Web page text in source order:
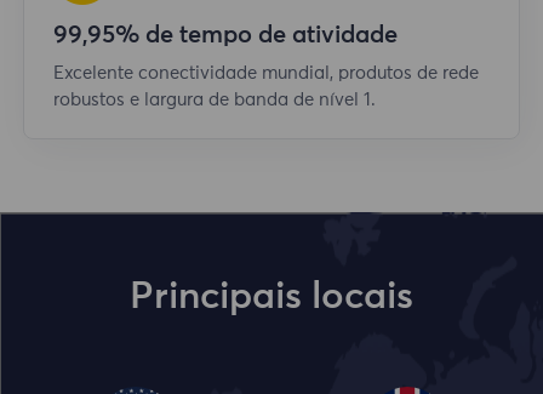
99,95% de tempo de atividade
Excelente conectividade mundial, produtos de rede
robustos e largura de banda de nível 1.
Principais locais